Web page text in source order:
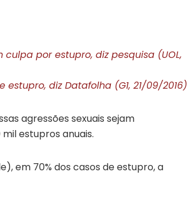
por estupro, diz pesquisa (UOL,
diz Datafolha (G1, 21/09/2016)
agressões sexuais sejam
estupros anuais.
em 70% dos casos de estupro, a